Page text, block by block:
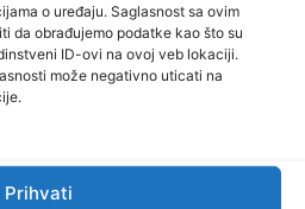
o uređaju. Saglasnost sa ovim
da obrađujemo podatke kao što su
ID-ovi na ovoj veb lokaciji.
može negativno uticati na
Prihvati